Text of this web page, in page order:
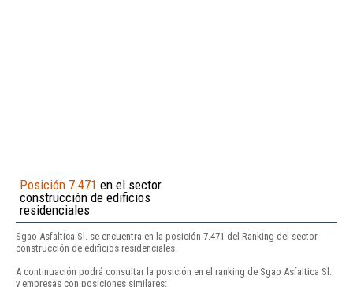
Posición 7.471 en el sector
construcción de edificios
residenciales
Sgao Asfaltica Sl. se encuentra en la posición 7.471 del Ranking del sector
construcción de edificios residenciales.
A continuación podrá consultar la posición en el ranking de Sgao Asfaltica Sl.
y empresas con posiciones similares: